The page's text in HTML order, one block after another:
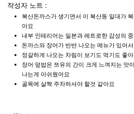
작성자 노트 :
복산돈까스가 생기면서 이 복산동 일대가
아요
내부 인테리어는 일본과 레트로한 감성의
돈까스와 장어가 반반 나오는 메뉴가 있어
정갈하게 나오는 차림이 보기도 먹기도 좋
장어 덮밥은 쯔유의 간이 크게 느껴지는 맛
나는게 아쉬웠어요
골목에 살짝 주차하셔야 할것 같아요